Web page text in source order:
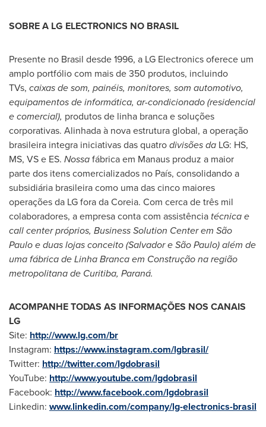
SOBRE A LG ELECTRONICS NO BRASIL
Presente no Brasil desde 1996, a LG Electronics oferece um
amplo portfólio com mais de 350 produtos, incluindo
TVs, caixas de som, painéis, monitores, som automotivo,
equipamentos de informática, ar-condicionado (residencial
e comercial), produtos de linha branca e soluções
corporativas. Alinhada à nova estrutura global, a operação
brasileira integra iniciativas das quatrodivisões da LG: HS,
MS, VS e ES. Nossafábrica em Manaus produz a maior
parte dos itens comercializados no País, consolidando a
subsidiária brasileira como uma das cinco maiores
operações da LG fora da Coreia. Com cerca de três mil
colaboradores, a empresa conta com assistência técnica e
call center próprios, Business Solution Center em São
Paulo e duas lojas conceito (Salvadore São Paulo) além de
uma fábrica de Linha Branca em Construção na região
metropolitana de Curitiba, Paraná.
ACOMPANHE TODAS AS INFORMAÇÕES NOS CANAIS
LG
Site: http://www.lg.com/br
Instagram: https://www.instagram.com/lgbrasil/
Twitter: http://twitter.com/lgdobrasil
YouTube: http://www.youtube.com/lgdobrasil
Facebook: http://www.facebook.com/lgdobrasil
Linkedin: www.linkedin.com/company/lg-electronics-brasil